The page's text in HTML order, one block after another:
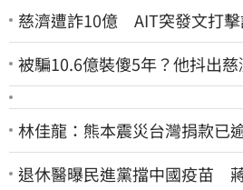
慈濟遭詐10億 AIT突發文打擊
被騙10.6億裝傻5年？他抖出
林佳龍：熊本震災台灣捐款已
退休醫曝民進黨擋中國疫苗